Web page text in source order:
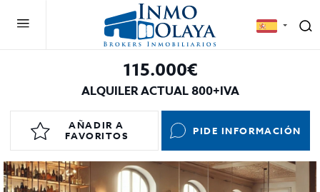
115.000€
ALQUILER ACTUAL 800+IVA
AÑADIR A
FAVORITOS
PIDE INFORMACIÓN